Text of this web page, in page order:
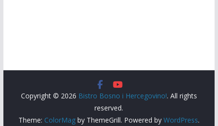
Copyright © 2026 Bistro Bosno i Hercegovino!. All rights
reserved.
Theme: ColorMagby ThemeGrill. Powered by WordPress.